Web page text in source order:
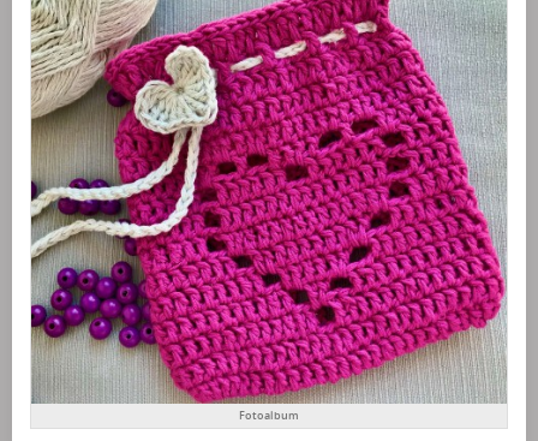
Fotoalbum